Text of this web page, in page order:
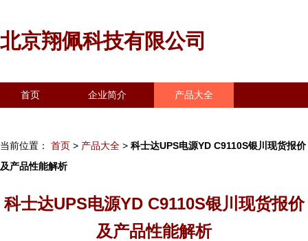
北京翔佩科技有限公司
首页 企业简介 产品大全
当前位置： 首页 > 产品大全 > 科士达UPS电源YD C9110S银川现货报价
及产品性能解析
科士达UPS电源YD C9110S银川现货报价
及产品性能解析